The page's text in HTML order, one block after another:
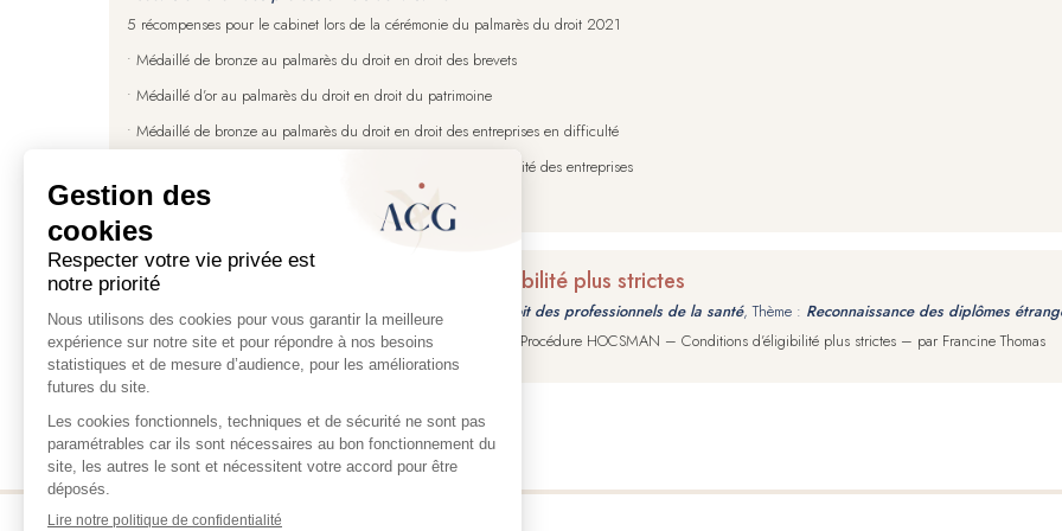
5 récompenses pour le cabinet lors de la cérémonie du palmarès du droit 2021
• Médaillé de bronze au palmarès du droit en droit des brevets
• Médaillé d’or au palmarès du droit en droit du patrimoine
• Médaillé de bronze au palmarès du droit en droit des entreprises en difficulté
• Médaillé de d’argent au palmarès du droit en droit de la fiscalité des entreprises
• Médaillé de bronze au palmarès du droit en droit de la santé
Procédure HOCSMAN : Conditions d’éligibilité plus strictes
Publié le08 février 2017- Thème(s) : Thème :Avocats en droit des professionnels de la santé, Thème : Reconnaissance des diplômes
Autorisation d’exercice en France des professionnels de santé : Procédure HOCSMAN – Conditions d’éligibilité plus strictes – par Francine Thomas